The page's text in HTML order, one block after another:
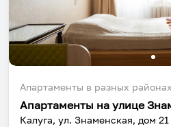
Апартаменты в разных
Апартаменты на улице
Калуга, ул. Знаменская, дом 21